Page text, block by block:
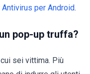
per Android.
pop-up truffa?
sei vittima. Più